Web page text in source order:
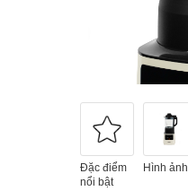
Đặc điểm
nổi bật
Hình ảnh